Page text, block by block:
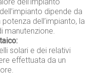
dipende da
dell’impianto, la
manutenzione.
solari e dei relativi
effettuata da un